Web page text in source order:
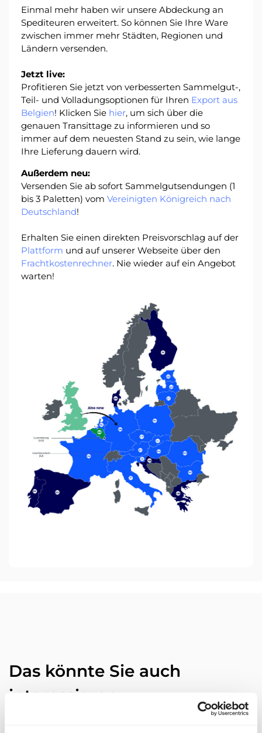
Destinations
Entdecken
Deutsch
Einloggen
Registrieren
Einmal mehr haben wir unsere Abdeckung an
Spediteuren erweitert. So können Sie Ihre Ware
zwischen immer mehr Städten, Regionen und
Ländern versenden.
Jetzt live:
Profitieren Sie jetzt von verbesserten Sammelgut-,
Teil- und Volladungsoptionen für Ihren Export aus
Belgien! Klicken Sie hier, um sich über die
genauen Transittage zu informieren und so
immer auf dem neuesten Stand zu sein, wie lange
Ihre Lieferung dauern wird.
Außerdem neu:
Versenden Sie ab sofort Sammelgutsendungen (1
bis 3 Paletten) vom Vereinigten Königreich nach
Deutschland!
Erhalten Sie einen direkten Preisvorschlag auf der
Plattform und auf unserer Webseite über den
Frachtkostenrechner. Nie wieder auf ein Angebot
warten!
Das könnte Sie auch
interessieren